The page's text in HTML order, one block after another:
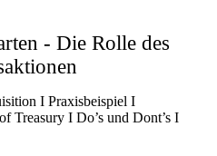
- Die Rolle des
I Praxisbeispiel I
Treasury I Do’s und Dont’s I